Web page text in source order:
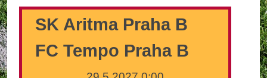
SK Aritma Praha B
FC Tempo Praha B